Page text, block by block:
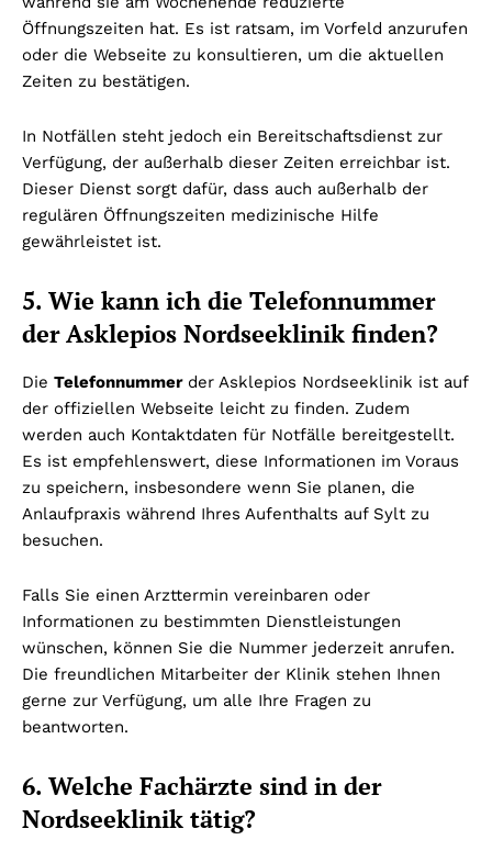
Öffnungszeiten hat. Es ist ratsam, im Vorfeld anzurufen
oder die Webseite zu konsultieren, um die aktuellen
Zeiten zu bestätigen.
In Notfällen steht jedoch ein Bereitschaftsdienst zur
Verfügung, der außerhalb dieser Zeiten erreichbar ist.
Dieser Dienst sorgt dafür, dass auch außerhalb der
regulären Öffnungszeiten medizinische Hilfe
gewährleistet ist.
5. Wie kann ich die Telefonnummer
der Asklepios Nordseeklinik finden?
Die Telefonnummerder Asklepios Nordseeklinik ist auf
der offiziellen Webseite leicht zu finden. Zudem
werden auch Kontaktdaten für Notfälle bereitgestellt.
Es ist empfehlenswert, diese Informationen im Voraus
zu speichern, insbesondere wenn Sie planen, die
Anlaufpraxis während Ihres Aufenthalts auf Sylt zu
besuchen.
Falls Sie einen Arzttermin vereinbaren oder
Informationen zu bestimmten Dienstleistungen
wünschen, können Sie die Nummer jederzeit anrufen.
Die freundlichen Mitarbeiter der Klinik stehen Ihnen
gerne zur Verfügung, um alle Ihre Fragen zu
beantworten.
6. Welche Fachärzte sind in der
Nordseeklinik tätig?